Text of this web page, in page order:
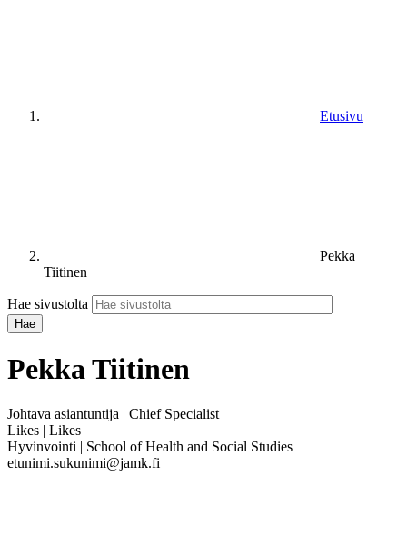
Etusivu
Pekka
Tiitinen
Hae sivustolta
Pekka Tiitinen
Johtava asiantuntija | Chief Specialist
Likes | Likes
Hyvinvointi | School of Health and Social Studies
etunimi.sukunimi@jamk.fi